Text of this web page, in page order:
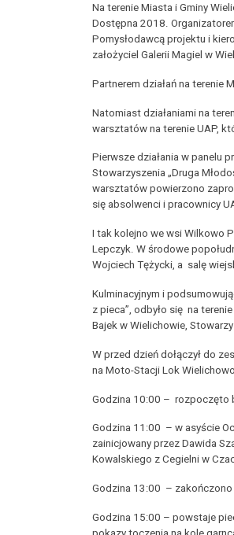
Na terenie Miasta i Gminy
Dostępna 2018.
Pomysłodawcą projektu i
założyciel Galerii Magiel w
Partnerem działań na terenie
Natomiast działaniami na
warsztatów na terenie UAP,
Pierwsze działania w panelu
Stowarzyszenia „Druga
warsztatów powierzono
się absolwenci i pracownicy
I tak kolejno we wsi Wilkowo
Lepczyk. W środowe
Wojciech Tężycki, a salę
Kulminacyjnym i
z pieca”, odbyło się na
Bajek w Wielichowie,
W przed dzień dołączył do
na Moto-Stacji Lok Wielichowo.
Godzina 10:00 – rozpoczęto
Godzina 11:00 – w asyście
zainicjowany przez Dawida
Kowalskiego z Cegielni w
Godzina 13:00 – zakończono
Godzina 15:00 – powstaje